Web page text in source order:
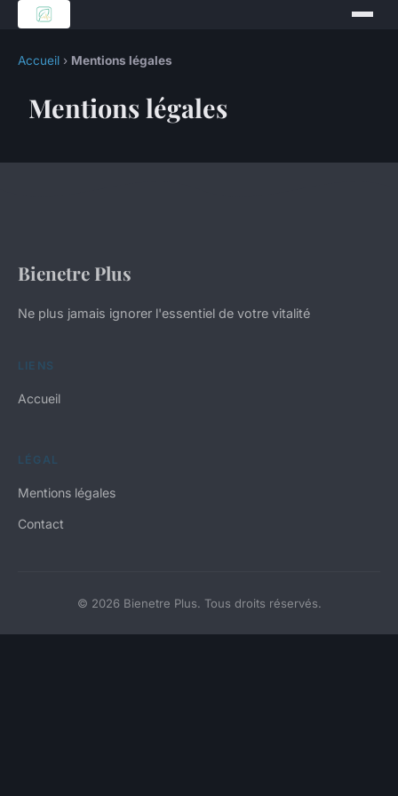
Accueil › Mentions légales
Mentions légales
Bienetre Plus
Ne plus jamais ignorer l'essentiel de votre vitalité
LIENS
Accueil
LÉGAL
Mentions légales
Contact
© 2026 Bienetre Plus. Tous droits réservés.